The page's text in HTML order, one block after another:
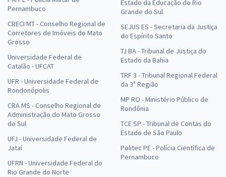
Pernambuco
CRECI MT - Conselho Regional de
Corretores de Imóveis do Mato
Grosso
Universidade Federal de
Catalão - UFCAT
UFR - Universidade Federal de
Rondonópolis
CRA MS - Conselho Regional de
Administração do Mato Grosso
do Sul
UFJ - Universidade Federal de
Jataí
UFRN - Universidade Federal do
Rio Grande do Norte
Estado da Educação do Rio
Grande do Sul
SEJUS ES - Secretaria da Justiça
do Espírito Santo
TJ BA - Tribunal de Justiça do
Estado da Bahia
TRF 3 - Tribunal Regional Federal
da 3ª Região
MP RO - Ministério Público de
Rondônia
TCE SP - Tribunal de Contas do
Estado de São Paulo
Politec PE - Polícia Científica de
Pernambuco